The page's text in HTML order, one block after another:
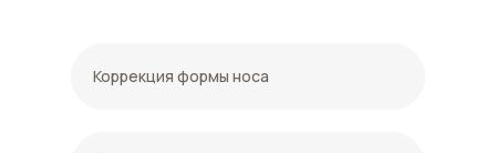
Коррекция формы носа